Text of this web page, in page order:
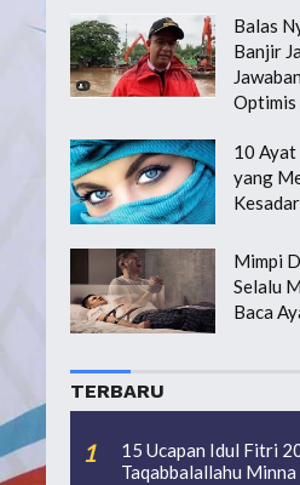
Balas
Banjir
Optimis
10
yang
Mimpi
Selalu
Baca
TERBARU
15 Ucapan Idul Fitri
Taqabbalallahu